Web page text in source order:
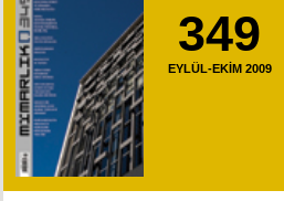
349
EYLÜL-EKİM 2009